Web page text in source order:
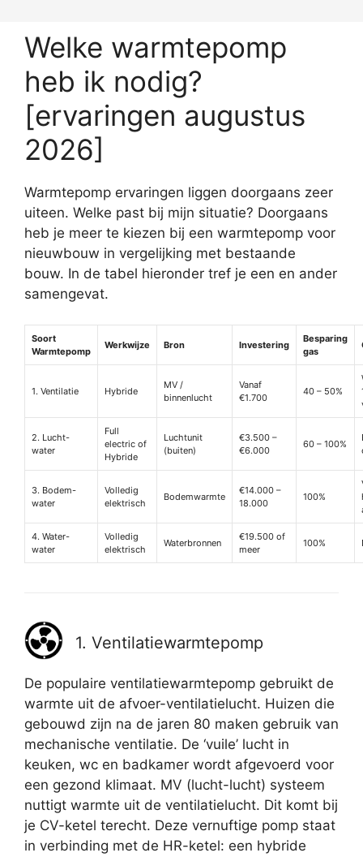
Welke warmtepomp
heb ik nodig?
[ervaringen augustus
2026]
Warmtepomp ervaringen liggen doorgaans zeer
uiteen. Welke past bij mijn situatie? Doorgaans
heb je meer te kiezen bij een warmtepomp voor
nieuwbouw in vergelijking met bestaande
bouw. In de tabel hieronder tref je een en ander
samengevat.
Soort
Warmtepomp
Werkwijze Bron Investering
Besparing
gas
1. Ventilatie Hybride
MV /
binnenlucht
Vanaf
€1.700
40 – 50%
2. Lucht-
water
Full
electric of
Hybride
Luchtunit
(buiten)
€3.500 –
€6.000
60 – 100%
3. Bodem-
water
Volledig
elektrisch
Bodemwarmte
€14.000 –
18.000
100%
4. Water-
water
Volledig
elektrisch
Waterbronnen
€19.500 of
meer
100%
1. Ventilatiewarmtepomp
De populaire ventilatiewarmtepomp gebruikt de
warmte uit de afvoer-ventilatielucht. Huizen die
gebouwd zijn na de jaren 80 maken gebruik van
mechanische ventilatie. De ‘vuile’ lucht in
keuken, wc en badkamer wordt afgevoerd voor
een gezond klimaat. MV (lucht-lucht) systeem
nuttigt warmte uit de ventilatielucht. Dit komt bij
je CV-ketel terecht. Deze vernuftige pomp staat
in verbinding met de HR-ketel: een hybride